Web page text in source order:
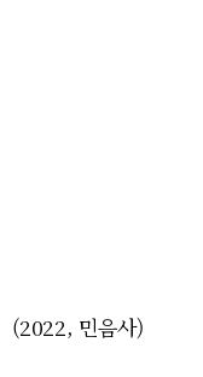
(2022, 민음사)